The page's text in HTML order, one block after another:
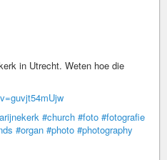
in Utrecht. Weten hoe die
#church #foto #fotografie
#organ #photo #photography